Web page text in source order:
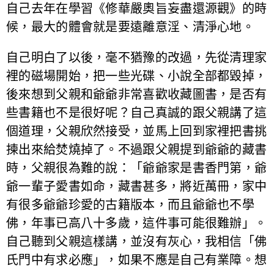
自己去年在學習《修華嚴奧旨妄盡還源觀》的時
候，最大的體會就是要遠離意淫、清淨心地。
自己明白了以後，毫不猶豫的改過，先從清理家
裡的磁場開始，把一些光碟、小說全部都毀掉，
後來想到父親和爺爺非常喜歡收藏圖書，是否有
些書籍也不是很好呢？自己真誠的跟父親講了這
個道理，父親欣然接受，並馬上回到家裡把書挑
揀出來給焚燒掉了。不過跟父親提到爺爺的藏書
時，父親很為難的說：「爺爺家是書香門第，爺
爺一輩子愛書如命，藏書甚多，將近萬冊，家中
有很多爺爺珍愛的古籍版本，而且爺爺也不學
佛，年事已高八十多歲，這件事可能很難辦」。
自己聽到父親這樣講，並沒有灰心，我相信「佛
氏門中有求必應」，如果不應是自己有業障。想